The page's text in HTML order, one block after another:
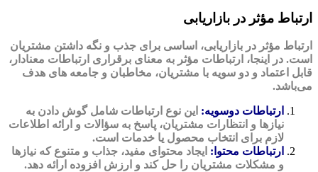
ارتباط مؤثر در بازاریابی
ارتباط مؤثر در بازاریابی، اساسی برای جذب و نگه ‌داشتن مشتریان
است. در اینجا، ارتباطات مؤثر به معنای برقراری ارتباطات معنادار،
قابل اعتماد و دو سویه با مشتریان، مخاطبان و جامعه ‌های هدف
می‌باشد.
ارتباطات دوسویه: این نوع ارتباطات شامل گوش دادن به
نیازها و انتظارات مشتریان، پاسخ به سؤالات و ارائه اطلاعات
لازم برای انتخاب محصول یا خدمات است.
ارتباطات محتوا: ایجاد محتوای مفید، جذاب و متنوع که نیازها
و مشکلات مشتریان را حل کند و ارزش افزوده ارائه دهد.